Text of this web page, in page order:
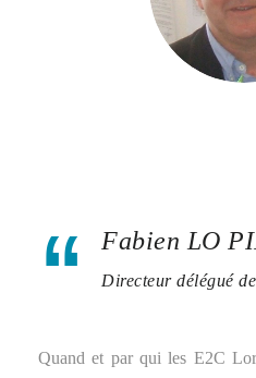
Fabien LO
Directeur délégué
Quand et par qui les E2C